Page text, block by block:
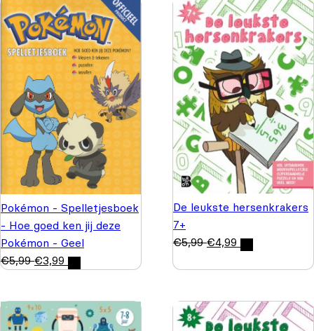
Pokémon - Spelletjesboek
- Hoe goed ken jij deze
Pokémon - Geel
€5,99 €3,99
De leukste hersenkrakers
7+
€5,99 €4,99